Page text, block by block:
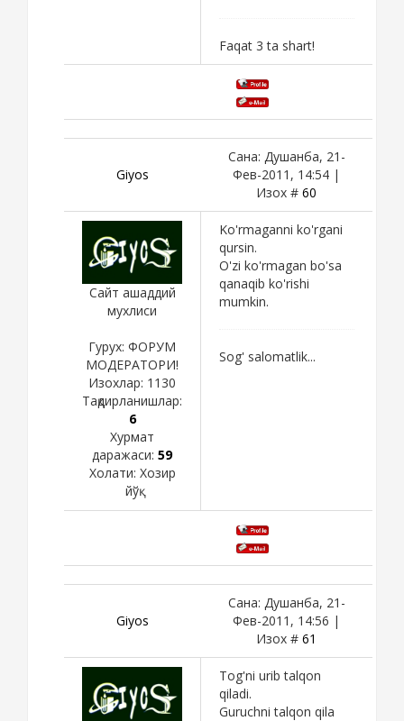
Faqat 3 ta shart!
Giyos
Сана: Душанба, 21-
Фев-2011, 14:54 |
Изох # 60
Сайт ашаддий
мухлиси
Гурух: ФОРУМ
МОДЕРАТОРИ!
Изохлар: 1130
Тақдирланишлар:
6
Хурмат
даражаси: 59
Холати: Хозир
йўқ
Ko'rmaganni ko'rgani
qursin.
O'zi ko'rmagan bo'sa
qanaqib ko'rishi
mumkin.
Sog' salomatlik...
Giyos
Сана: Душанба, 21-
Фев-2011, 14:56 |
Изох # 61
Tog'ni urib talqon
qiladi.
Guruchni talqon qila